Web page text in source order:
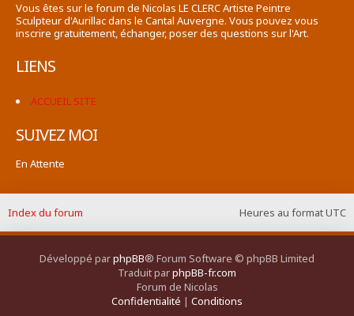
Vous êtes sur le forum de Nicolas LE CLERC Artiste Peintre
Sculpteur d'Aurillac dans le Cantal Auvergne. Vous pouvez vous
inscrire gratuitement, échanger, poser des questions sur l'Art.
LIENS
ACCUEIL SITE
SUIVEZ MOI
En Attente
Heures au formatUTC
Index du forum
Développé parphpBB® Forum Software © phpBB Limited
Traduit parphpBB-fr.com
Forum de Nicolas
Confidentialité | Conditions